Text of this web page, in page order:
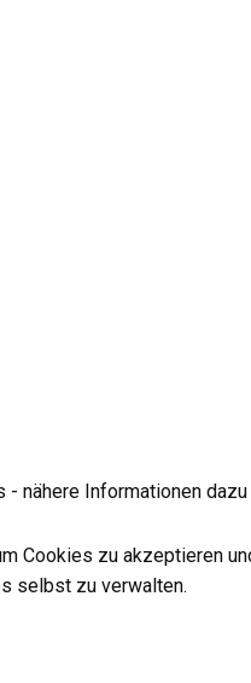
nähere Informationen
Cookies zu akzeptieren
selbst zu verwalten.